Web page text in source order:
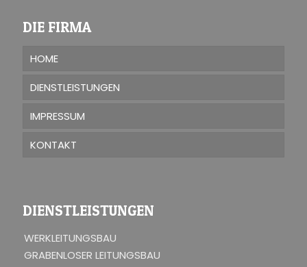
DIE FIRMA
HOME
DIENSTLEISTUNGEN
IMPRESSUM
KONTAKT
DIENSTLEISTUNGEN
WERKLEITUNGSBAU
GRABENLOSER LEITUNGSBAU